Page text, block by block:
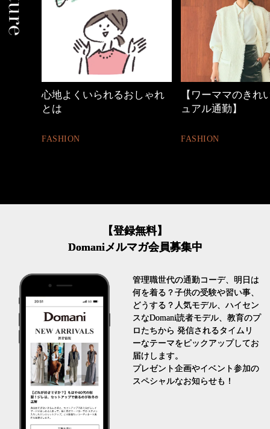
【ワーママのきれいめカジ
ュアル通勤】
FASHION
40代の小顔メイク
【登録無料】
Domaniメルマガ会員募集中
管理職世代の通勤コーデ、明日は
何を着る？子供の受験や習い事、
どうする？人気モデル、ハイセン
スなDomani読者モデル、教育のプ
ロたちから 発信されるタイムリ
ーなテーマをピックアップしてお
届けします。
プレゼント企画やイベント参加の
スペシャルなお知らせも！